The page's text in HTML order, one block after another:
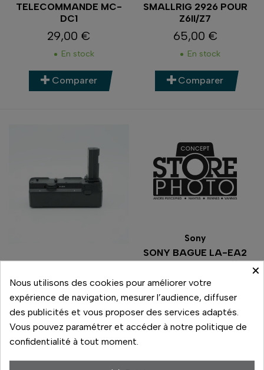
TELECOMMANDE MC-
DC1
Prix
29,00 €
En stock
Comparer
SMALLRIG 2926 POUR
Z6II/Z7
Prix
65,00 €
En stock
Comparer
Nikon
NIKON MB-N10 GRIP Z6II
Prix
120,00 €
Comparer
Sony
SONY BAGUE LA-EA2
ALPHA SUR NEX//
Prix
80,00 €
En stock
×
Nous utilisons des cookies pour améliorer votre
expérience de navigation, mesurer l’audience, diffuser
des publicités et vous proposer des services adaptés.
Vous pouvez paramétrer et accéder à notre politique de
confidentialité à tout moment.